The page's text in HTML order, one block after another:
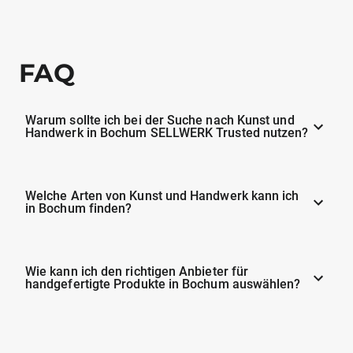
FAQ
Warum sollte ich bei der Suche nach Kunst und
Handwerk in Bochum SELLWERK Trusted nutzen?
Welche Arten von Kunst und Handwerk kann ich
in Bochum finden?
Wie kann ich den richtigen Anbieter für
handgefertigte Produkte in Bochum auswählen?